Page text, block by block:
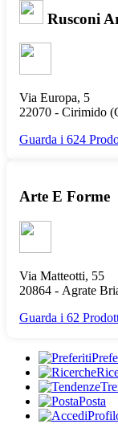
Rusconi
Via Europa, 5
22070 - Cirimido
Guarda i 624
Arte E Forme
Via Matteotti, 55
20864 - Agrate
Guarda i 62
Posta